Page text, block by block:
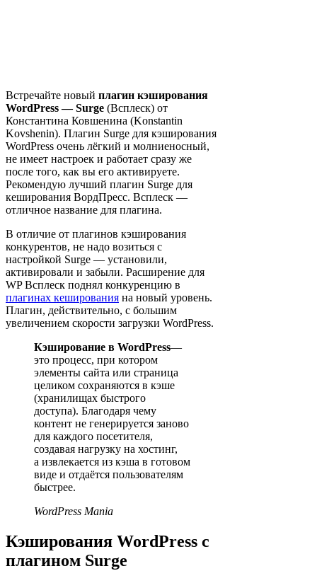
Встречайте новый плагин кэширования
WordPress — Surge (Всплеск) от
Константина Ковшенина (Konstantin
Kovshenin). Плагин Surge для кэширования
WordPress очень лёгкий и молниеносный,
не имеет настроек и работает сразу же
после того, как вы его активируете.
Рекомендую лучший плагин Surge для
кеширования ВордПресс. Всплеск —
отличное название для плагина.
В отличие от плагинов кэширования
конкурентов, не надо возиться с
настройкой Surge — установили,
активировали и забыли. Расширение для
WP Всплеск поднял конкуренцию в
плагинах кеширования на новый уровень.
Плагин, действительно, с большим
увеличением скорости загрузки WordPress.
Кэширование в WordPress—
это процесс, при котором
элементы сайта или страница
целиком сохраняются в кэше
(хранилищах быстрого
доступа). Благодаря чему
контент не генерируется заново
для каждого посетителя,
создавая нагрузку на хостинг,
а извлекается из кэша в готовом
виде и отдаётся пользователям
быстрее.
WordPress Mania
Кэширования WordPress с
плагином Surge